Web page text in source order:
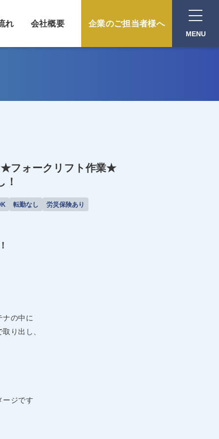
れ 会社概要 企業のご担当者様へ
MENU
★フォークリフト作業★
！
転勤なし
労災保険あり
ナの中に
り出し、
ージです